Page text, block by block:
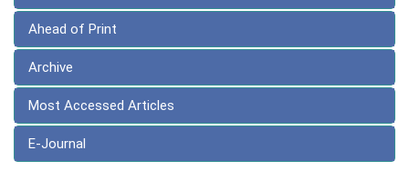
Ahead of Print
Archive
Most Accessed Articles
E-Journal